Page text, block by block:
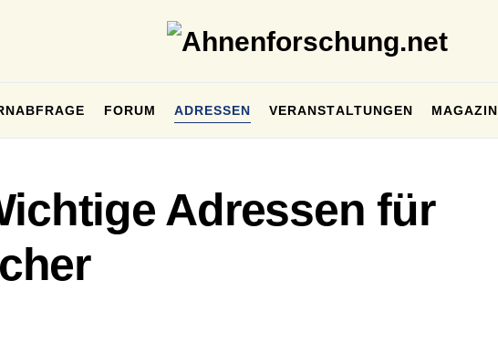
FORUM ADRESSEN VERANSTALTUNGEN MAGAZIN
Adressen für